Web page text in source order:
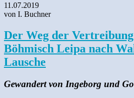
11.07.2019
von I. Buchner
Der Weg der
Böhmisch Leipa nach
Lausche
Gewandert von Ingeborg und